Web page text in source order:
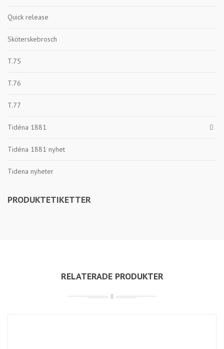
Quick release
Sköterskebrosch
T.75
T.76
T.77
Tidéna 1881
Tidéna 1881 nyhet
Tidena nyheter
PRODUKTETIKETTER
RELATERADE PRODUKTER